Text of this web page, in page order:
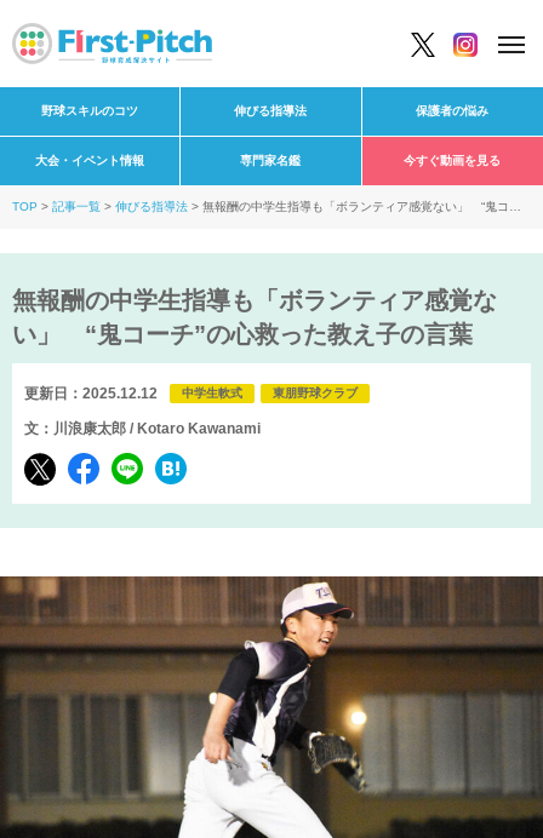
野球スキルのコツ 伸びる指導法 保護者の悩み
大会・イベント情報 専門家名鑑 今すぐ動画を見る
TOP 記事一覧 伸びる指導法
無報酬の中学生指導も「ボランティア感覚ない」 “鬼コー
無報酬の中学生指導も「ボランティア感覚な
い」 “鬼コーチ”の心救った教え子の言葉
更新日：2025.12.12 中学生軟式 東朋野球クラブ
文：川浪康太郎 / Kotaro Kawanami